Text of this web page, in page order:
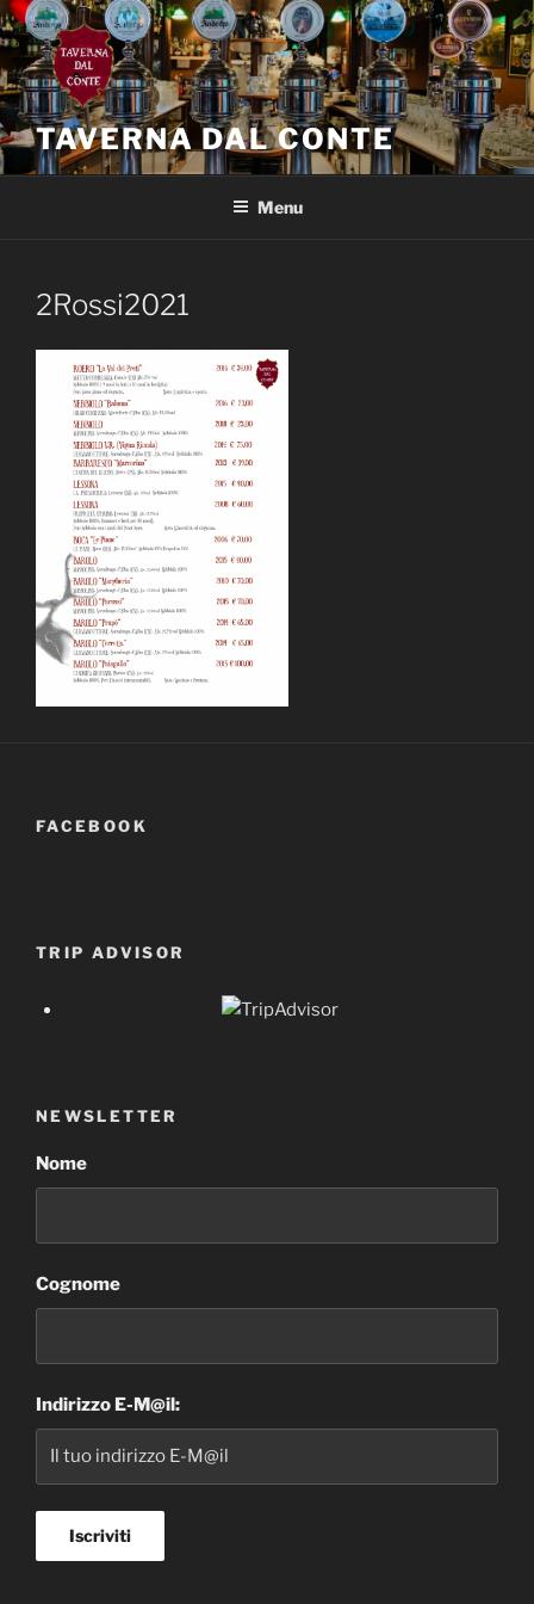
Salta
al
contenuto
TAVERNA DAL CONTE
Menu
2Rossi2021
FACEBOOK
TRIP ADVISOR
NEWSLETTER
Nome
Cognome
Indirizzo E-M@il: